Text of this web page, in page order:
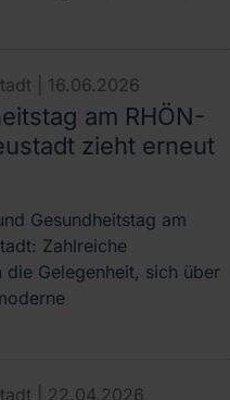
| 16.06.2026
am RHÖN-
zieht erneut
Gesundheitstag am
Zahlreiche
die Gelegenheit, sich über
| 22.04.2026